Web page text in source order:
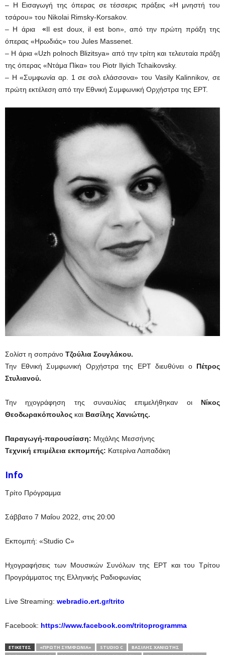
– Η Εισαγωγή της όπερας σε τέσσερις πράξεις «Η μνηστή του
τσάρου» του Nikolai Rimsky-Korsakov.
– Η άρια
«Il est doux, il est bon», από την πρώτη πράξη της
όπερας «Ηρωδιάς» του Jules Massenet.
– Η άρια «Uzh polnoch Blizitsya» από την τρίτη και τελευταία πράξη
της όπερας «Ντάμα Πίκα» του Piotr Ilyich Tchaikovsky.
– Η «Συμφωνία αρ. 1 σε σολ ελάσσονα» του Vasily Kalinnikov, σε
πρώτη εκτέλεση από την Εθνική Συμφωνική Ορχήστρα της ΕΡΤ.
Σολίστ η σοπράνο Τζούλια Σουγλάκου.
Την Εθνική Συμφωνική Ορχήστρα της ΕΡΤ διευθύνει οΠέτρος
Στυλιανού.
Την ηχογράφηση της συναυλίας επιμελήθηκαν οι Νίκος
Θεοδωρακόπουλος και Βασίλης Χανιώτης.
Παραγωγή-παρουσίαση: Μιχάλης Μεσσήνης
Τεχνική επιμέλεια εκπομπής: Κατερίνα Λαπαδάκη
Info
Τρίτο Πρόγραμμα
Σάββατο 7 Μαΐου 2022, στις 20:00
Εκπομπή: «Studio C»
Ηχογραφήσεις των Μουσικών Συνόλων της ΕΡΤ και του Τρίτου
Προγράμματος της Ελληνικής Ραδιοφωνίας
Live Streaming: webradio.ert.gr/trito
Facebook: https://www.facebook.com/tritoprogramma
ΕΤΙΚΕΤΕΣ «ΠΡΏΤΗ ΣΥΜΦΩΝΊΑ» STUDIO C
ΒΑΣΊΛΗΣ ΧΑΝΙΏΤΗΣ